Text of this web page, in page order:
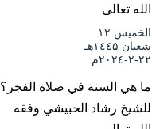
الله تعالى
الخميس ۱۲
شعبان ۱٤٤۵هـ
۲۲-۲-۲۰۲٤م
ما هي السنة في صلاة الفجر؟
للشيخ رشاد الحبيشي وفقه